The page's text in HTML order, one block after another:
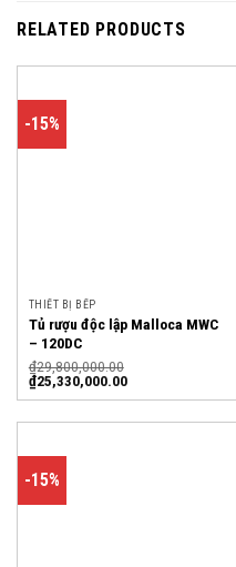
RELATED PRODUCTS
-15%
THIẾT BỊ BẾP
Tủ rượu độc lập Malloca MWC
– 120DC
₫29,800,000.00
₫25,330,000.00
-15%